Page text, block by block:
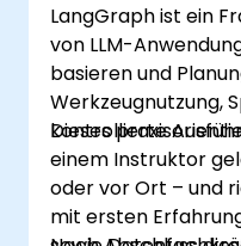
LangGraph ist ein
von LLM-
basieren und
Werkzeugnutzung,
kontrollierte
Dieses
einem Instruktor
oder vor Ort – und
mit ersten